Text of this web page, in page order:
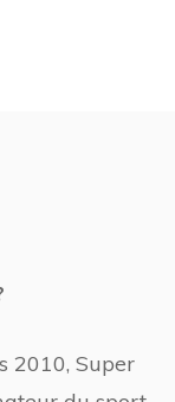
2010, Super